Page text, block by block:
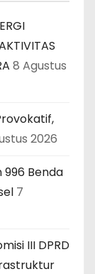
8 Agustus
2026
Benda
7
III DPRD